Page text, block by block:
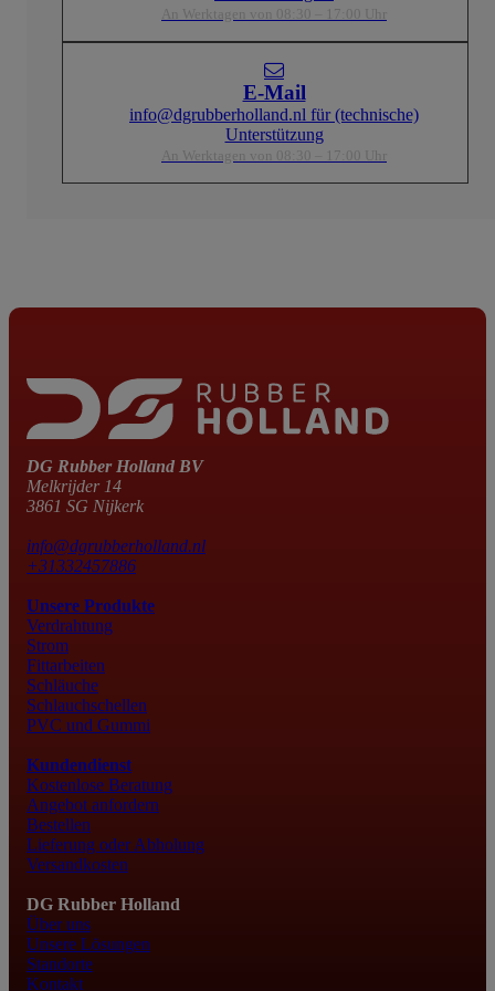
An Werktagen von 08:30 – 17:00 Uhr
E-Mail
info@dgrubberholland.nl für (technische)
Unterstützung
An Werktagen von 08:30 – 17:00 Uhr
DG Rubber Holland BV
Melkrijder 14
3861 SG Nijkerk
info@dgrubberholland.nl
+31332457886
Unsere Produkte
Verdrahtung
Strom
Fittarbeiten
Schläuche
Schlauchschellen
PVC und Gummi
Kundendienst
Kostenlose Beratung
Angebot anfordern
Bestellen
Lieferung oder Abholung
Versandkosten
DG Rubber Holland
Über uns
Unsere Lösungen
Standorte
Kontakt